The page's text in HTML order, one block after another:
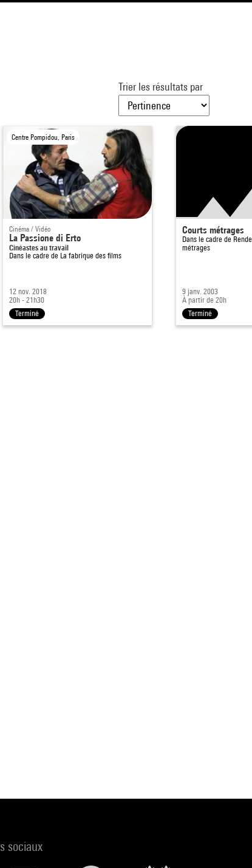
Trier les résultats par
Centre Pompidou, Paris
Cinéma / Vidéo
La Passione di Erto
Cinéastes au travail
Dans le cadre de La fabrique des films
12 nov. 2018
20h - 21h30
Terminé
Courts métrages
Dans le cadre de
métrages
9 janv. 2003
À partir de 20h
Terminé
sociaux